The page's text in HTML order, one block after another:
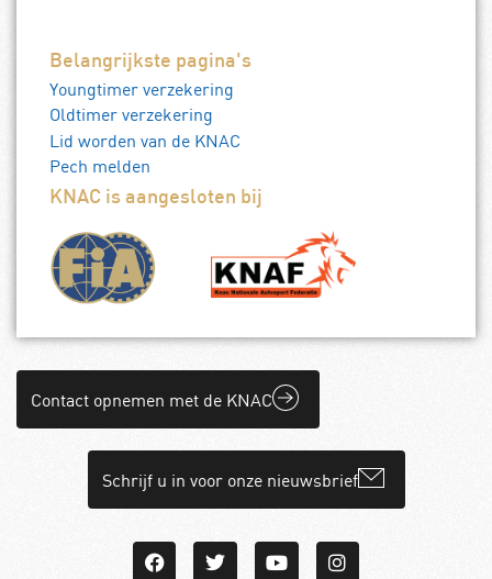
Belangrijkste pagina's
Youngtimer verzekering
Oldtimer verzekering
Lid worden van de KNAC
Pech melden
KNAC is aangesloten bij
Contact opnemen met de KNAC
Schrijf u in voor onze nieuwsbrief